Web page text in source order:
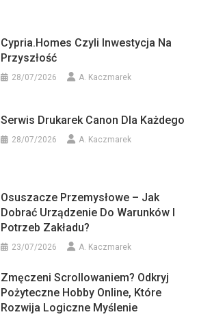
Cypria.homes Czyli Inwestycja Na
Przyszłość
28/07/2026 A. Kaczmarek
Serwis Drukarek Canon Dla Każdego
28/07/2026 A. Kaczmarek
Osuszacze Przemysłowe – Jak
Dobrać Urządzenie Do Warunków I
Potrzeb Zakładu?
23/07/2026 A. Kaczmarek
Zmęczeni Scrollowaniem? Odkryj
Pożyteczne Hobby Online, Które
Rozwija Logiczne Myślenie